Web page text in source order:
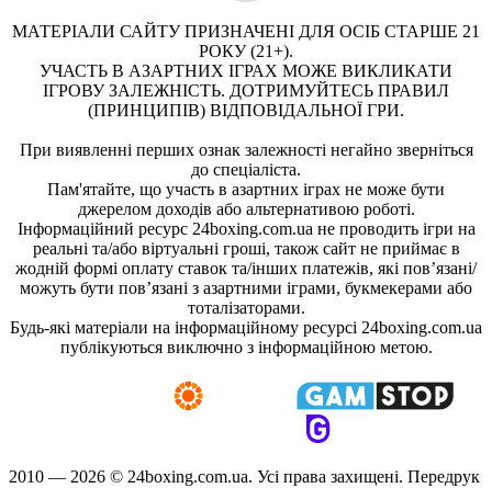
МАТЕРІАЛИ САЙТУ ПРИЗНАЧЕНІ ДЛЯ ОСІБ СТАРШЕ 21
РОКУ (21+).
УЧАСТЬ В АЗАРТНИХ ІГРАХ МОЖЕ ВИКЛИКАТИ
ІГРОВУ ЗАЛЕЖНІСТЬ. ДОТРИМУЙТЕСЬ ПРАВИЛ
(ПРИНЦИПІВ) ВІДПОВІДАЛЬНОЇ ГРИ.
При виявленні перших ознак залежності негайно зверніться
до спеціаліста.
Пам'ятайте, що участь в азартних іграх не може бути
джерелом доходів або альтернативою роботі.
Інформаційний ресурс 24boxing.com.ua не проводить ігри на
реальні та/або віртуальні гроші, також сайт не приймає в
жодній формі оплату ставок та/інших платежів, які пов’язані/
можуть бути пов’язані з азартними іграми, букмекерами або
тоталізаторами.
Будь-які матеріали на інформаційному ресурсі 24boxing.com.ua
публікуються виключно з інформаційною метою.
2010 — 2026 © 24boxing.com.ua. Усi права захищенi. Передрук